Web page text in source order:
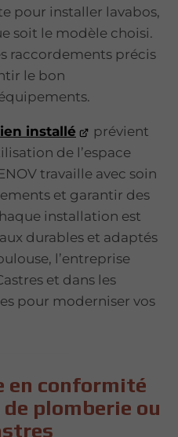
pour installer lavabos,
soit le modèle choisi.
raccordements précis
le bon
installé
prévient
de l’espace
travaille avec soin
et garantir des
installation est
durables et adaptés
l’entreprise
et dans les
pour moderniser vos
en conformité
plomberie ou